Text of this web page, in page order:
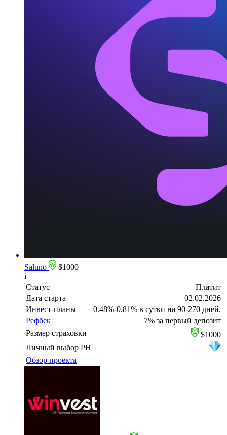
Saluno
$1000
i
Статус
Платит
Дата старта
02.02.2026
Инвест-планы
0.48%-0.81% в сутки на 90-270 дней.
Рефбек
7% за первый депозит
Размер страховки
$1000
Личный выбор PH
Обзор проекта